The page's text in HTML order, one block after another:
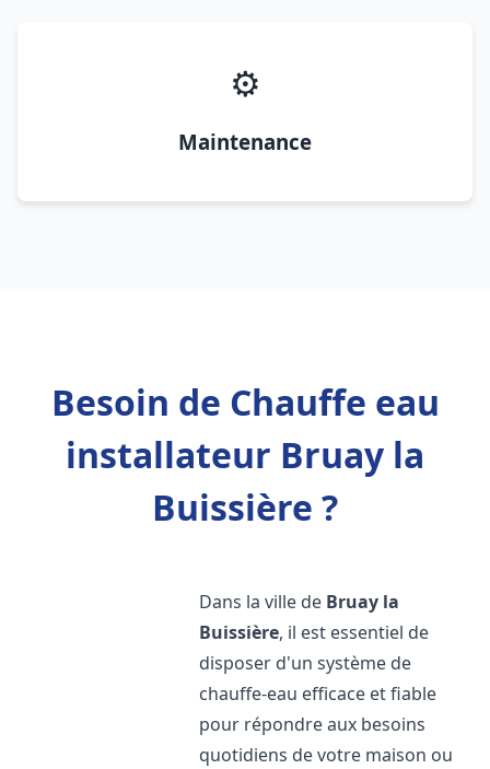
⚙️
Maintenance
Besoin de Chauffe eau
installateur Bruay la
Buissière ?
Dans la ville de Bruay la
Buissière, il est essentiel de
disposer d'un système de
chauffe-eau efficace et fiable
pour répondre aux besoins
quotidiens de votre maison ou